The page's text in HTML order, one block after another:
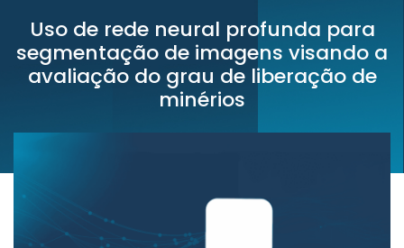
Uso de rede neural profunda para
segmentação de imagens visando a
avaliação do grau de liberação de
minérios